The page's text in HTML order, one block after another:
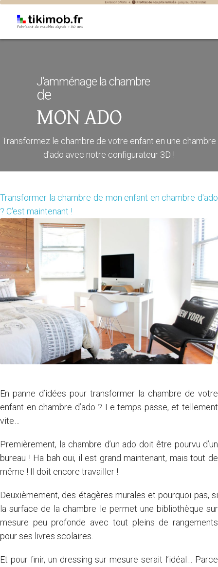
Aménagement de chambre d’ado
J'amménage la chambre
de
MON ADO
Transformez le chambre de votre enfant en une chambre
d'ado avec notre configurateur 3D !
Transformer la chambre de mon enfant en chambre d'ado
? C'est maintenant !
En panne d’idées pour transformer la chambre de votre
enfant en chambre d’ado ? Le temps passe, et tellement
vite…
Premièrement, la chambre d’un ado doit être pourvu d’un
bureau ! Ha bah oui, il est grand maintenant, mais tout de
même ! Il doit encore travailler !
Deuxièmement, des étagères murales et pourquoi pas, si
la surface de la chambre le permet une bibliothèque sur
mesure peu profonde avec tout pleins de rangements
pour ses livres scolaires.
Et pour finir, un dressing sur mesure serait l’idéal… Parce